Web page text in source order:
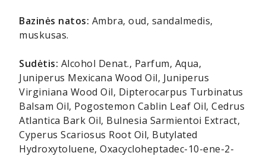
Bazinės natos: Ambra, oud, sandalmedis,
muskusas.
Sudėtis: Alcohol Denat., Parfum, Aqua,
Juniperus Mexicana Wood Oil, Juniperus
Virginiana Wood Oil, Dipterocarpus Turbinatus
Balsam Oil, Pogostemon Cablin Leaf Oil, Cedrus
Atlantica Bark Oil, Bulnesia Sarmientoi Extract,
Cyperus Scariosus Root Oil, Butylated
Hydroxytoluene, Oxacycloheptadec-10-ene-2-